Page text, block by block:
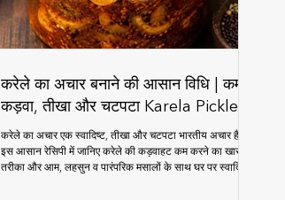
करेले का अचार बनाने की आसान विधि | कम
कड़वा, तीखा और चटपटा Karela Pickle
करेले का अचार एक स्वादिष्ट, तीखा और चटपटा भारतीय अचार है।
इस आसान रेसिपी में जानिए करेले की कड़वाहट कम करने का खास
तरीका और आम, लहसुन व पारंपरिक मसालों के साथ घर पर स्वादिष्ट